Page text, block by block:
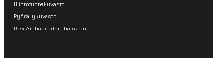
Hiihtotuotekuvasto
Pyöräilykuvasto
Rex Ambassador -hakemus